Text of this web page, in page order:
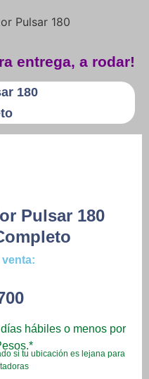
Pulsar 180
entrega, a rodar!
180
Pulsar 180
venta:
hábiles o menos por
si tu ubicación es lejana para